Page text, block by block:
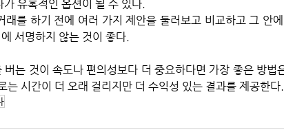
유혹적인 옵션이 될 수 있다.
래를 하기 전에 여러 가지 제안을 둘러보고 비교하고 그 안
서명하지 않는 것이 좋다.
는 것이 속도나 편의성보다 더 중요하다면 가장 좋은 방법
는 시간이 더 오래 걸리지만 더 수익성 있는 결과를 제공한다.